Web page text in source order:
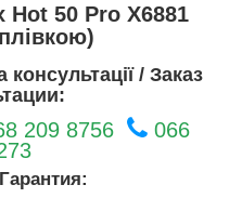
50 Pro X6881
/ Заказ
209 8756
066